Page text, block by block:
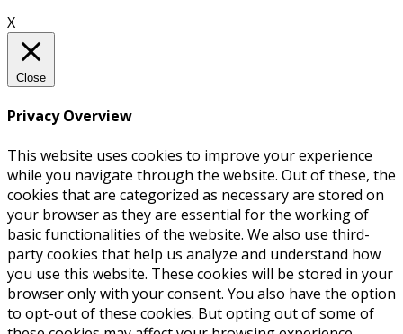
X
Close
Privacy Overview
This website uses cookies to improve your experience
while you navigate through the website. Out of these, the
cookies that are categorized as necessary are stored on
your browser as they are essential for the working of
basic functionalities of the website. We also use third-
party cookies that help us analyze and understand how
you use this website. These cookies will be stored in your
browser only with your consent. You also have the option
to opt-out of these cookies. But opting out of some of